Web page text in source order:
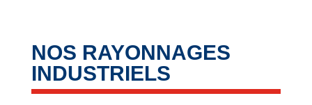
NOS RAYONNAGES
INDUSTRIELS